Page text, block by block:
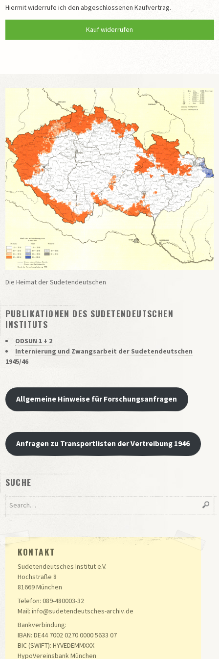
TRANSPORTLISTEN DER VERTREIBUNG 1946
SPENDEN
DATENSCHUTZ
Hiermit widerrufe ich den abgeschlossenen Kaufvertrag.
Die Heimat der Sudetendeutschen
PUBLIKATIONEN DES SUDETENDEUTSCHEN
INSTITUTS
ODSUN 1 + 2
Internierung und Zwangsarbeit der Sudetendeutschen
1945/46
Allgemeine Hinweise für Forschungsanfragen
Anfragen zu Transportlisten der Vertreibung 1946
SUCHE
KONTAKT
Sudetendeutsches Institut e.V.
Hochstraße 8
81669 München
Telefon: 089-480003-32
Mail: info@sudetendeutsches-archiv.de
Bankverbindung:
IBAN: DE44 7002 0270 0000 5633 07
BIC (SWIFT): HYVEDEMMXXX
HypoVereinsbank München